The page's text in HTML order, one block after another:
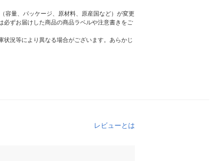
容量、パッケージ、原材料、原産国など）が変更
ずお届けした商品の商品ラベルや注意書きをご
況等により異なる場合がございます。あらかじ
レビューとは